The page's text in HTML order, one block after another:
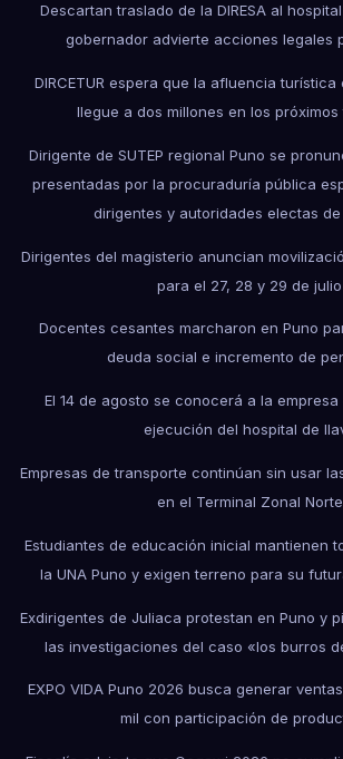
Descartan traslado de la DIRESA al
gobernador advierte acciones legales
DIRCETUR espera que la afluencia turística
llegue a dos millones en los próximos
Dirigente de SUTEP regional Puno se
presentadas por la procuraduría pública
dirigentes y autoridades electas
Dirigentes del magisterio anuncian
para el 27, 28 y 29 de julio
Docentes cesantes marcharon en Puno
deuda social e incremento de
El 14 de agosto se conocerá a la
ejecución del hospital de
Empresas de transporte continúan sin usar
en el Terminal Zonal Norte
Estudiantes de educación inicial mantienen
la UNA Puno y exigen terreno para su
Exdirigentes de Juliaca protestan en Puno y
las investigaciones del caso «los burros
EXPO VIDA Puno 2026 busca generar
mil con participación de